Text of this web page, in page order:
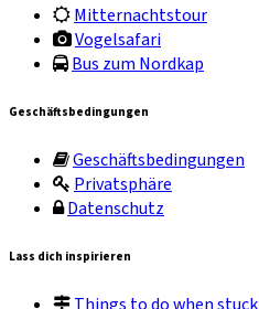
Mitternachtstour
Vogelsafari
Bus zum Nordkap
Geschäftsbedingungen
Geschäftsbedingungen
Privatsphäre
Datenschutz
Lass dich inspirieren